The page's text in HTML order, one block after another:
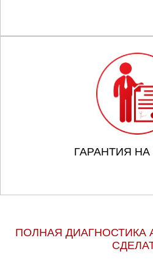
ГАРАНТИЯ
ПОЛНАЯ ДИАГНОСТИКА